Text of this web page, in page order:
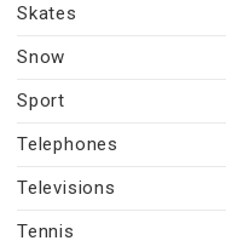
Skates
Snow
Sport
Telephones
Televisions
Tennis